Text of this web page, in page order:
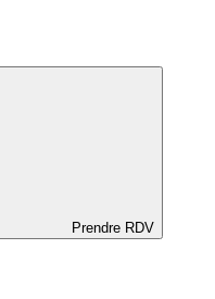
Prendre RDV